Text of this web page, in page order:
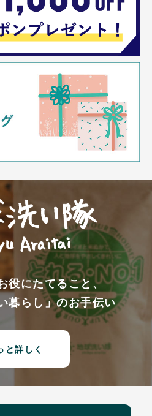
役にたてること、
暮らし」のお手伝い
と詳しく